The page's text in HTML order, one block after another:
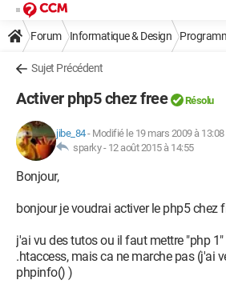
Forum Informatique & Design
Sujet Précédent
Activer php5 chez free Résolu
jibe_84- Modifié le 19 mars 2009 à 13:08
sparky - 12 août 2015 à 14:55
Bonjour,
bonjour je voudrai activer le php5 chez
j'ai vu des tutos ou il faut mettre "php
.htaccess, mais ca ne marche pas (j'ai
phpinfo() )